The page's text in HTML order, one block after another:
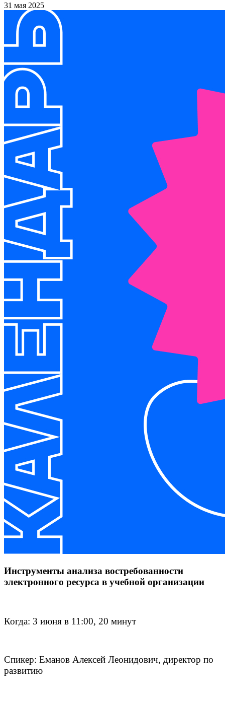
31 мая 2025
Инструменты анализа востребованности
электронного ресурса в учебной организации
Когда: 3 июня в 11:00, 20 минут
Спикер: Еманов Алексей Леонидович, директор по
развитию